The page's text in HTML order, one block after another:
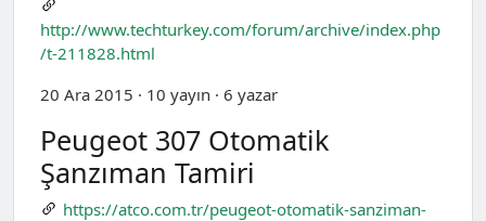
http://www.techturkey.com/forum/archive/index.php
/t-211828.html
20 Ara 2015 · 10 yayın · 6 yazar
Peugeot 307 Otomatik
Şanzıman Tamiri
https://atco.com.tr/peugeot-otomatik-sanziman-